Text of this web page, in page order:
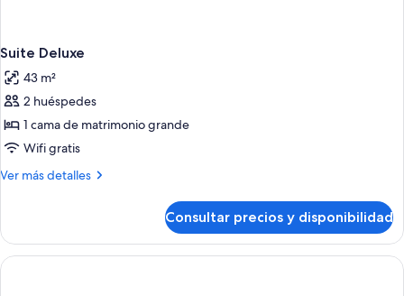
Suite Deluxe
43 m²
2 huéspedes
1 cama de matrimonio grande
Wifi gratis
Ver más detalles
Más
Deluxe
Consultar precios y disponibilidad